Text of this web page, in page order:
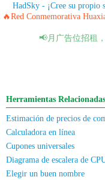
HadSky - ¡Cree su propio
🔥Red Conmemorativa
📢月广告位招租
Herramientas Relacionadas
Calculadora en línea
Cupones universales
Diagrama de escalera de
Elegir un buen nombre